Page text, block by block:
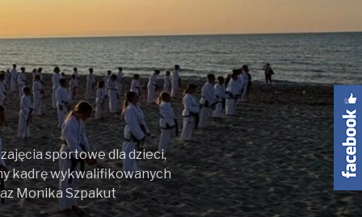
sportowe dla dzieci,
kadrę wykwalifikowanych
Monika Szpakut